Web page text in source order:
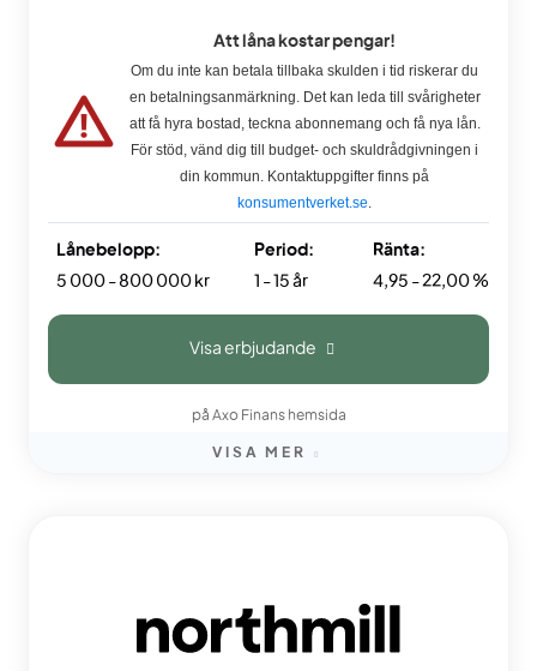
Att låna kostar pengar!
Om du inte kan betala tillbaka skulden i tid riskerar du
en betalningsanmärkning. Det kan leda till svårigheter
att få hyra bostad, teckna abonnemang och få nya lån.
För stöd, vänd dig till budget- och skuldrådgivningen i
din kommun. Kontaktuppgifter finns på
konsumentverket.se.
Lånebelopp:
5 000 - 800 000 kr
Period:
1 - 15 år
Ränta:
4,95 - 22,00 %
Visa erbjudande
på Axo Finans hemsida
VISA MER